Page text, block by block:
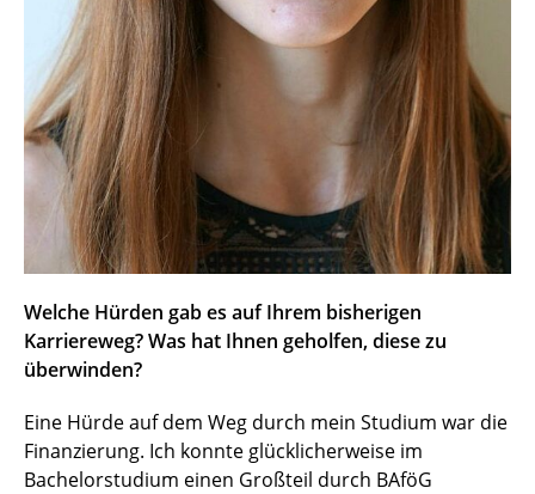
Welche Hürden gab es auf Ihrem bisherigen
Karriereweg? Was hat Ihnen geholfen, diese zu
überwinden?
Eine Hürde auf dem Weg durch mein Studium war die
Finanzierung. Ich konnte glücklicherweise im
Bachelorstudium einen Großteil durch BAföG